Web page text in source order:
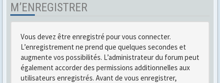
M’ENREGISTRER
Vous devez être enregistré pour vous connecter.
L’enregistrement ne prend que quelques secondes et
augmente vos possibilités. L’administrateur du forum peut
également accorder des permissions additionnelles aux
utilisateurs enregistrés. Avant de vous enregistrer,